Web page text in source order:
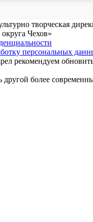
творческая
Чехов»
персональных
рекомендуем
другой более